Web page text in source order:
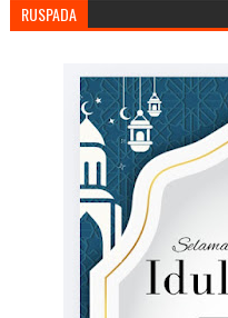
RUSPADA